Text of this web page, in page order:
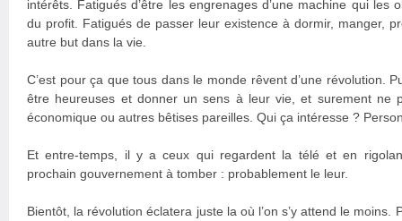
intérêts. Fatigués d’être les engrenages d’une machine qui les
du profit. Fatigués de passer leur existence à dormir, manger,
autre but dans la vie.
C’est pour ça que tous dans le monde rêvent d’une révolution.
être heureuses et donner un sens à leur vie, et surement ne
économique ou autres bêtises pareilles. Qui ça intéresse ?
Et entre-temps, il y a ceux qui regardent la télé et en
prochain gouvernement à tomber : probablement le leur.
Bientôt, la révolution éclatera juste la où l’on s’y attend le moins.